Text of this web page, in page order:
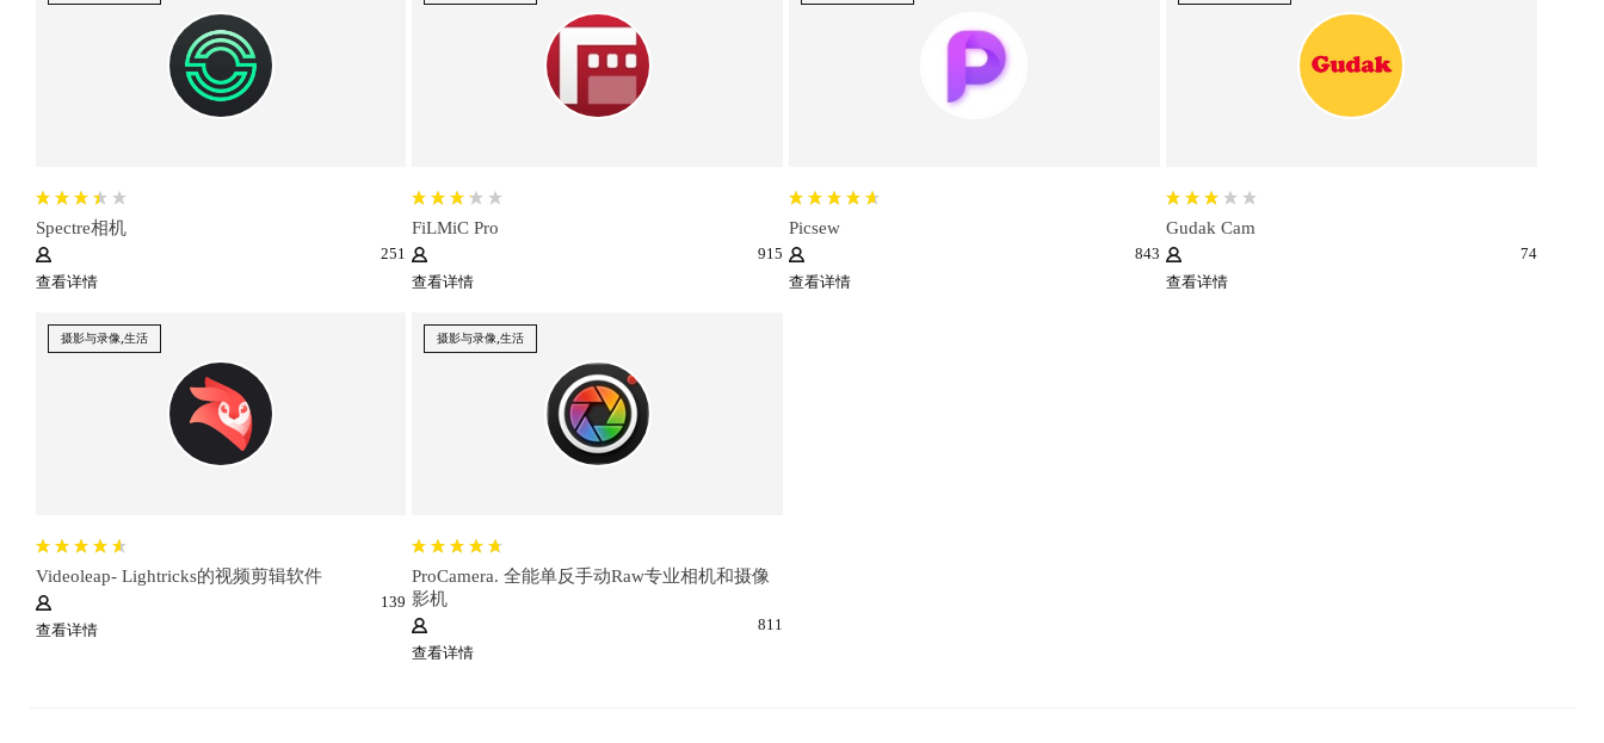
Spectre相机
251
查看详情
FiLMiC Pro
915
查看详情
Picsew
843
查看详情
Gudak Cam
74
查看详情
摄影与录像,生活
Videoleap- Lightricks的视频剪辑软件
139
查看详情
摄影与录像,生活
ProCamera. 全能单反手动Raw专业相机和摄像
影机
811
查看详情